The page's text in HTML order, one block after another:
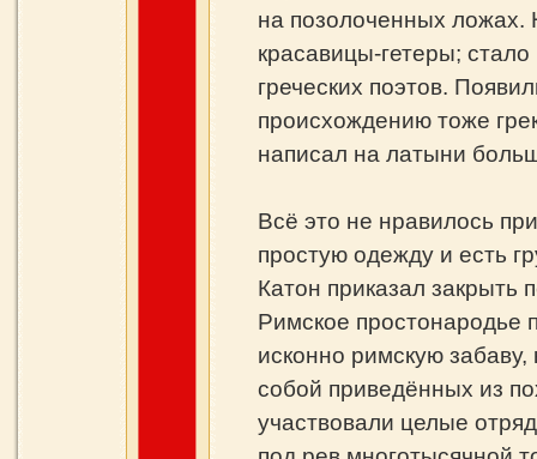
на позолоченных ложах.
красавицы-гетеры;
греческих поэтов.
происхождению тоже
написал на латыни
Всё это не нравилось
простую одежду и есть
Катон приказал закрыть
Римское простонародье
исконно римскую
собой приведённых из
участвовали целые